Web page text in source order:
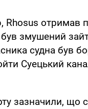
Rhosus отримав
був змушений
судна був
Суецький
зазначили, що